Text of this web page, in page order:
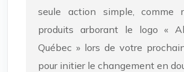
seule action simple, comme
produits arborant le logo «
Québec » lors de votre
pour initier le changement en